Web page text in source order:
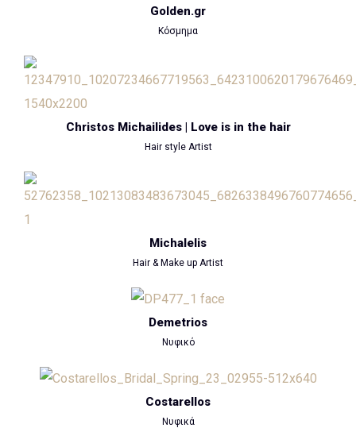
Golden.gr
Κόσμημα
Christos Michailides | Love is in the hair
Hair style Artist
Michalelis
Hair & Make up Artist
Demetrios
Νυφικό
Costarellos
Νυφικά